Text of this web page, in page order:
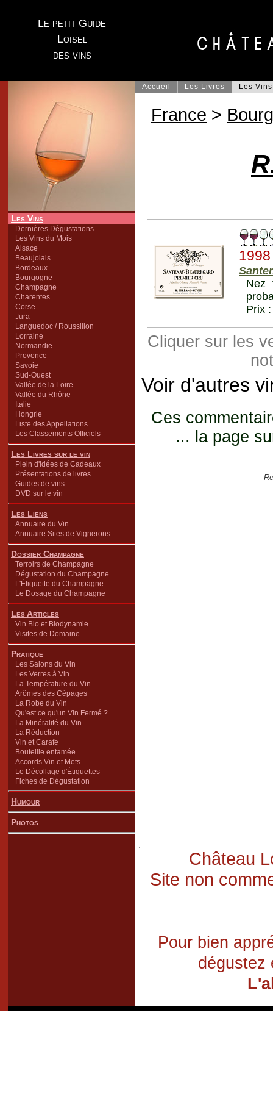
Le petit Guide
Loisel
des vins
Les Vins
Dernières Dégustations
Les Vins du Mois
Alsace
Beaujolais
Bordeaux
Bourgogne
Champagne
Charentes
Corse
Jura
Languedoc / Roussillon
Lorraine
Normandie
Provence
Savoie
Sud-Ouest
Vallée de la Loire
Vallée du Rhône
Italie
Hongrie
Liste des Appellations
Les Classements Officiels
Les Livres sur le vin
Plein d'Idées de Cadeaux
Présentations de livres
Guides de vins
DVD sur le vin
Les Liens
Annuaire du Vin
Annuaire Sites de Vignerons
Dossier Champagne
Terroirs de Champagne
Dégustation du Champagne
L'Étiquette du Champagne
Le Dosage du Champagne
Les Articles
Vin Bio et Biodynamie
Visites de Domaine
Pratique
Les Salons du Vin
Les Verres à Vin
La Température du Vin
Arômes des Cépages
La Robe du Vin
Qu'est ce qu'un Vin Fermé ?
La Minéralité du Vin
La Réduction
Vin et Carafe
Bouteille entamée
Accords Vin et Mets
Le Décollage d'Étiquettes
Fiches de Dégustation
Humour
Photos
Accueil Les Livres Les Vins
France >
1998
Nez
Prix
Cliquer sur les
Voir d'autres
Ces
... la page
Château
Site non
Pour bien
dégustez